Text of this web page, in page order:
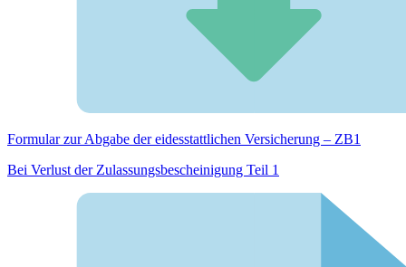
Formular zur Abgabe der eides­stattlichen Versicherung – ZB1
Bei Verlust der Zulassungsbescheinigung Teil 1